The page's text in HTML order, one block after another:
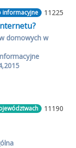
11225
informacyjne
domowych w
11190